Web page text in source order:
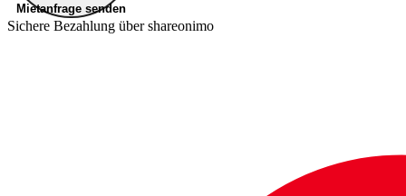
Mietanfrage senden
Sichere Bezahlung über shareonimo